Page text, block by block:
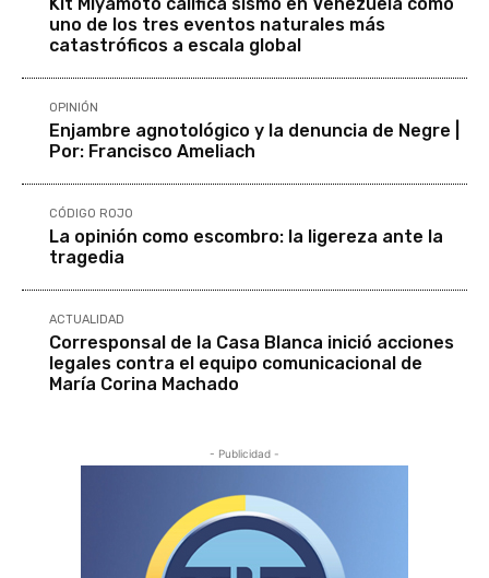
uno de los tres eventos naturales más
catastróficos a escala global
OPINIÓN
Enjambre agnotológico y la denuncia de Negre |
Por: Francisco Ameliach
CÓDIGO ROJO
La opinión como escombro: la ligereza ante la
tragedia
ACTUALIDAD
Corresponsal de la Casa Blanca inició acciones
legales contra el equipo comunicacional de
María Corina Machado
- Publicidad -